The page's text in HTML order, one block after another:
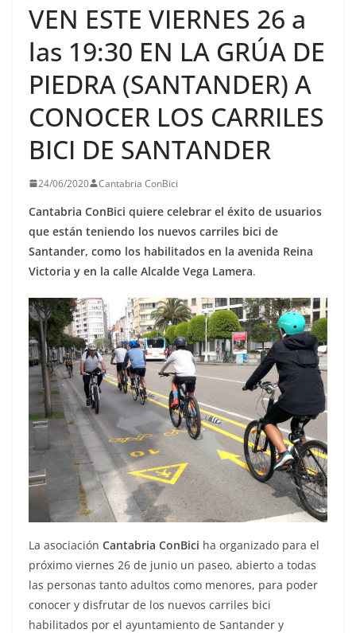
VEN ESTE VIERNES 26 a
las 19:30 EN LA GRÚA DE
PIEDRA (SANTANDER) A
CONOCER LOS CARRILES
BICI DE SANTANDER
24/06/2020 Cantabria ConBici
Cantabria ConBici quiere celebrar el éxito de usuarios
que están teniendo los nuevos carriles bici de
Santander, como los habilitados en la avenida Reina
Victoria y en la calle Alcalde Vega Lamera.
La asociación Cantabria ConBici ha organizado para el
próximo viernes 26 de junio un paseo, abierto a todas
las personas tanto adultos como menores, para poder
conocer y disfrutar de los nuevos carriles bici
habilitados por el ayuntamiento de Santander y